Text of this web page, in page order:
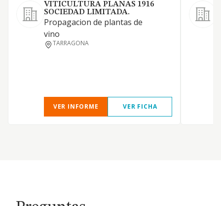
VITICULTURA PLANAS 1916
SOCIEDAD LIMITADA.
Propagacion de plantas de
vino
TARRAGONA
VER INFORME VER FICHA